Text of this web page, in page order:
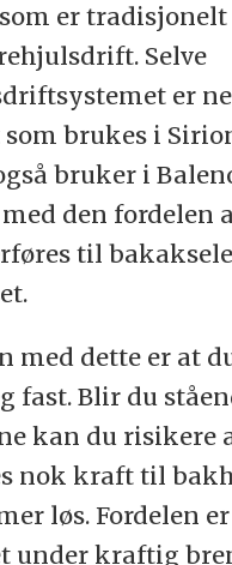
er
Selve
er
brukes i
bruker i
med den fordelen
til
med dette er at
fast. Blir du
kan du risikere
nok kraft til
løs. Fordelen
under kraftig